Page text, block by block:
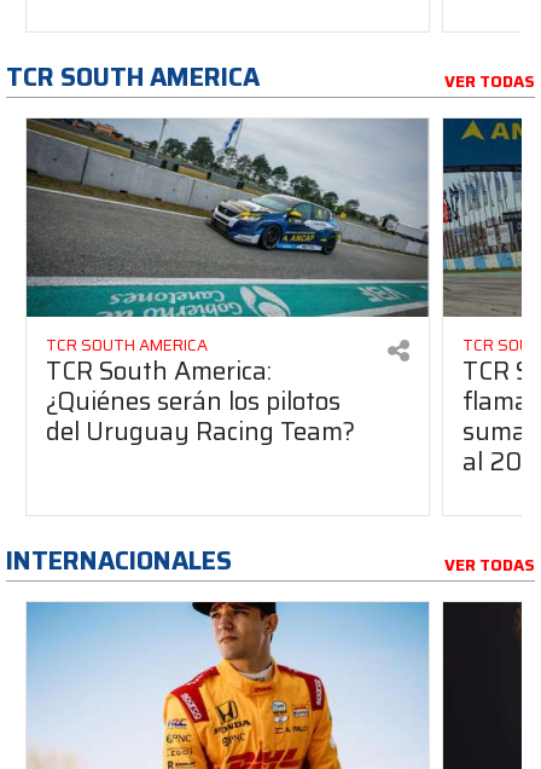
TCR SOUTH AMERICA VER TODAS
TCR SOUTH AMERICA
TCR South America:
¿Quiénes serán los pilotos
del Uruguay Racing Team?
TCR
TCR
suma
al
INTERNACIONALES VER TODAS